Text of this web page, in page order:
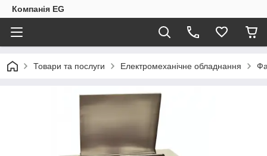
Компанія EG
Товари та послуги Електромеханічне обладнання